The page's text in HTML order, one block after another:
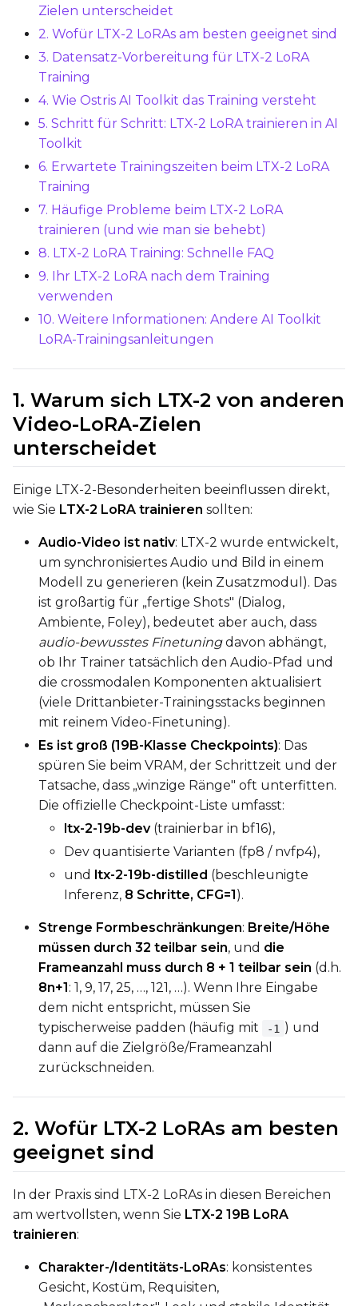
TRAINING
Gradient Accumulation
Optimizer
AdamW8Bit
Learning Rate
Weight Decay
Weighted
Timestep Bias
Loss Type
Mean Squared Error
EMA (Exponential Moving
ToggleUse EMA
Use EMA
Toggle Unload TE
Unload TE
Toggle
Regularization
ToggleDifferential
Differential Output
ToggleBlank Prompt
Blank Prompt
Other
Toggle Contrastive
Contrastive Guidance
VALIDATION
ADVANCED
DATASETS
You have no
come back here.
Dataset1
Select...
Zielen unterscheidet
2. Wofür LTX-2 LoRAs am besten geeignet sind
3. Datensatz-Vorbereitung für LTX-2 LoRA
Training
4. Wie Ostris AI Toolkit das Training versteht
5. Schritt für Schritt: LTX-2 LoRA trainieren in AI
Toolkit
6. Erwartete Trainingszeiten beim LTX-2 LoRA
Training
7. Häufige Probleme beim LTX-2 LoRA
trainieren (und wie man sie behebt)
8. LTX-2 LoRA Training: Schnelle FAQ
9. Ihr LTX-2 LoRA nach dem Training
verwenden
10. Weitere Informationen: Andere AI Toolkit
LoRA-Trainingsanleitungen
1. Warum sich LTX-2 von anderen
Video-LoRA-Zielen
unterscheidet
Einige LTX-2-Besonderheiten beeinflussen direkt,
wie Sie LTX-2 LoRA trainieren sollten:
Audio-Video ist nativ: LTX-2 wurde entwickelt,
um synchronisiertes Audio und Bild in einem
Modell zu generieren (kein Zusatzmodul). Das
ist großartig für „fertige Shots" (Dialog,
Ambiente, Foley), bedeutet aber auch, dass
audio-bewusstes Finetuningdavon abhängt,
ob Ihr Trainer tatsächlich den Audio-Pfad und
die crossmodalen Komponenten aktualisiert
(viele Drittanbieter-Trainingsstacks beginnen
mit reinem Video-Finetuning).
Es ist groß (19B-Klasse Checkpoints): Das
spüren Sie beim VRAM, der Schrittzeit und der
Tatsache, dass „winzige Ränge" oft unterfitten.
Die offizielle Checkpoint-Liste umfasst:
ltx-2-19b-dev(trainierbar in bf16),
Dev quantisierte Varianten (fp8 / nvfp4),
und ltx-2-19b-distilled (beschleunigte
Inferenz, 8 Schritte, CFG=1 ).
Strenge Formbeschränkungen: Breite/Höhe
müssen durch 32 teilbar sein, und die
Frameanzahl muss durch 8 + 1 teilbar sein (d.h.
8n+1 : 1, 9, 17, 25, …, 121, …). Wenn Ihre Eingabe
dem nicht entspricht, müssen Sie
typischerweise padden (häufig mit
-1 ) und
dann auf die Zielgröße/Frameanzahl
zurückschneiden.
2. Wofür LTX-2 LoRAs am besten
geeignet sind
In der Praxis sind LTX-2 LoRAs in diesen Bereichen
am wertvollsten, wenn Sie LTX-2 19B LoRA
trainieren:
Charakter-/Identitäts-LoRAs: konsistentes
Gesicht, Kostüm, Requisiten,